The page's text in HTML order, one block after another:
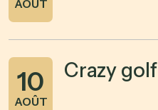
AOÛT
10
AOÛT
Crazy golf